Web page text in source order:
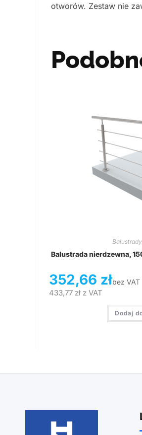
otworów. Zestaw nie
Balustrada nierdzewna,
352,66 złbez VAT
433,77 zł z VAT
Dodaj